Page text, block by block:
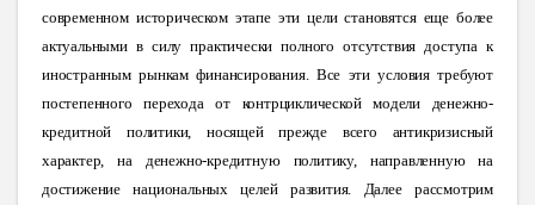
современном историческом этапе эти цели становятся еще более
актуальными в силу практически полного отсутствия доступа к
иностранным рынкам финансирования. Все эти условия требуют
постепенного перехода от контрциклической модели денежно-
кредитной политики, носящей прежде всего антикризисный
характер, на денежно-кредитную политику, направленную на
достижение национальных целей развития. Далее рассмотрим